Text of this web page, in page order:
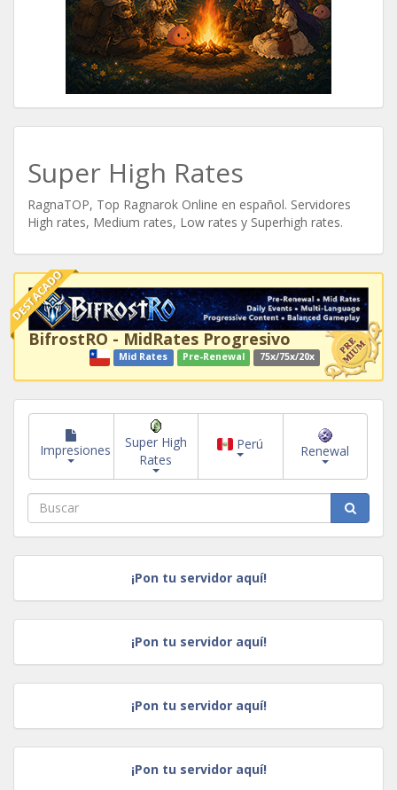
Super High Rates
RagnaTOP, Top Ragnarok Online en español. Servidores
High rates, Medium rates, Low rates y Superhigh rates.
DESTACADO
BifrostRO - MidRates Progresivo
Mid Rates Pre-Renewal 75x/75x/20x
Impresiones
Super High
Rates
Perú Renewal
¡Pon tu servidor aquí!
¡Pon tu servidor aquí!
¡Pon tu servidor aquí!
¡Pon tu servidor aquí!